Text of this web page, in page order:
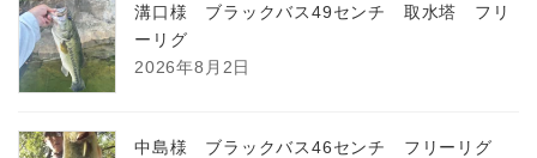
溝口様 ブラックバス49センチ 取水塔 フリ
ーリグ
2026年8月2日
中島様 ブラックバス46センチ フリーリグ